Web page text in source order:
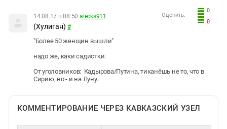
0
0
Оценить:
14.08.17 в 08:50 alecks911
(Хулиган) #
"Более 50 женщин вышли"
надо же, каки садистки.
От уголовников: Кадырова/Путина, тиканёшь не то, что в
Сирию, но - и на Луну.
КОММЕНТИРОВАНИЕ ЧЕРЕЗ КАВКАЗСКИЙ УЗЕЛ